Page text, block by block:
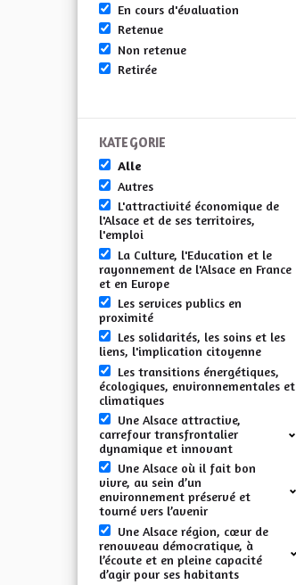
En cours d'évaluation
Retenue
Non retenue
Retirée
KATEGORIE
Alle
Autres
L'attractivité économique de
l'Alsace et de ses territoires,
l'emploi
La Culture, l'Education et le
rayonnement de l'Alsace en France
et en Europe
Les services publics en
proximité
Les solidarités, les soins et les
liens, l'implication citoyenne
Les transitions énergétiques,
écologiques, environnementales et
climatiques
Une Alsace attractive,
carrefour transfrontalier
dynamique et innovant
Une Alsace où il fait bon
vivre, au sein d’un
environnement préservé et
tourné vers l’avenir
Une Alsace région, cœur de
renouveau démocratique, à
l’écoute et en pleine capacité
d’agir pour ses habitants